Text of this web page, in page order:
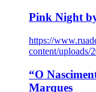
Pink Night
https://
content/uploads/
“O
Marques